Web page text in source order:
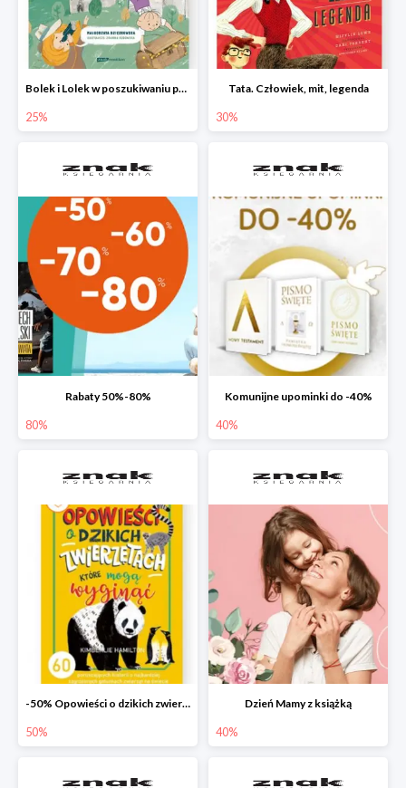
Bolek i Lolek w poszukiwaniu polskich skarbów
25%
Tata. Człowiek, mit, legenda
30%
Rabaty 50%-80%
80%
Komunijne upominki do -40%
40%
-50% Opowieści o dzikich zwierzętach
50%
Dzień Mamy z książką
40%